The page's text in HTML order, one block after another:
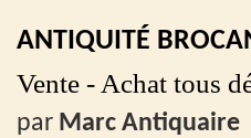
ANTIQUITÉ
Vente - Achat tous
par Marc Antiquaire